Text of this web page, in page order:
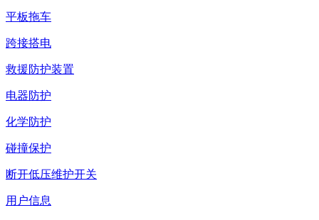
平板拖车
跨接搭电
救援防护装置
电器防护
化学防护
碰撞保护
断开低压维护开关
用户信息